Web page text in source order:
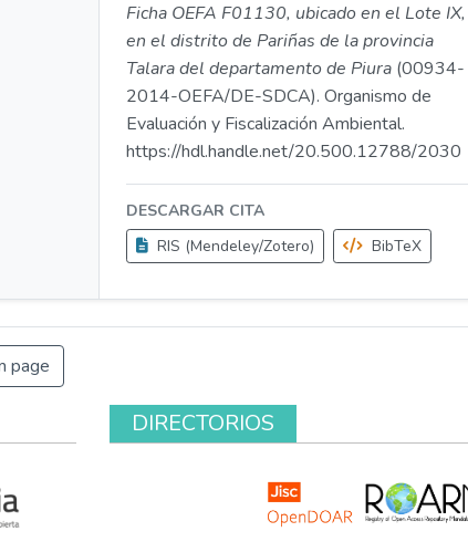
Ficha OEFA F01130, ubicado en el Lote IX,
en el distrito de Pariñas de la provincia
Talara del departamento de Piura (00934-
2014-OEFA/DE-SDCA). Organismo de
Evaluación y Fiscalización Ambiental.
https://hdl.handle.net/20.500.12788/2030
DESCARGAR CITA
RIS (Mendeley/Zotero)
BibTeX
page
DIRECTORIOS